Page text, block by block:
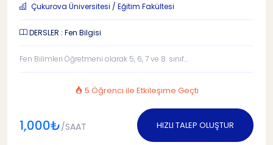
Çukurova Üniversitesi / Eğitim Fakültesi
DERSLER : Fen Bilgisi
Fen Bilimleri Öğretmeni olarak 5, 6, 7 ve 8. sınıf...
5 Öğrenci ile Etkileşime Geçti
1,000₺/SAAT HIZLI TALEP OLUŞTUR